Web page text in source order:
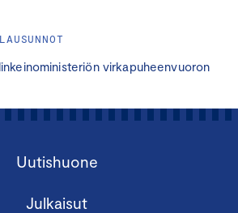
virkapuheenvuoron
Uutishuone
Julkaisut